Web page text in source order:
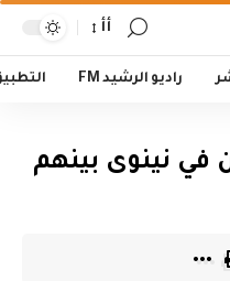
أأ
راديو الرشيد FM
إرهابيين في نينوى بينهم